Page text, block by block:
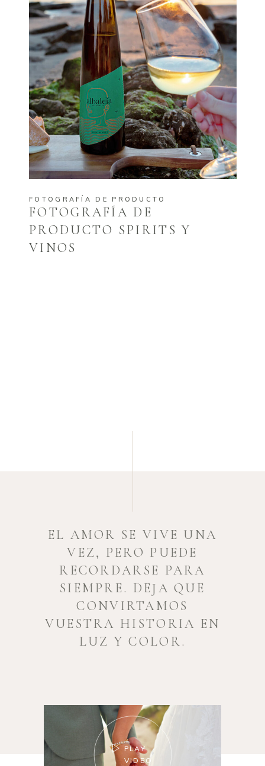
FOTOGRAFÍA DE PRODUCTO
FOTOGRAFÍA DE
PRODUCTO SPIRITS Y
VINOS
EL AMOR SE VIVE UNA
VEZ, PERO PUEDE
RECORDARSE PARA
SIEMPRE. DEJA QUE
CONVIRTAMOS
VUESTRA HISTORIA EN
LUZ Y COLOR.
PLAY
VIDEO